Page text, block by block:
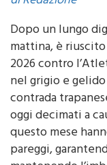
mattina, è
2026 contro
nel grigio e
contrada
oggi decimati a
questo mese
pareggi,
mantenendo